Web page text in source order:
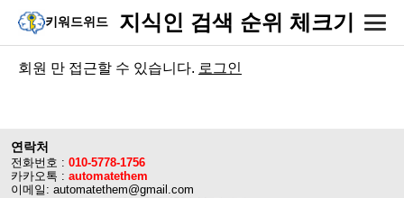
키워드위드 지식인 검색 순위 체크기
회원 만 접근할 수 있습니다. 로그인
연락처
전화번호 : 010-5778-1756
카카오톡 : automatethem
이메일: automatethem@gmail.com